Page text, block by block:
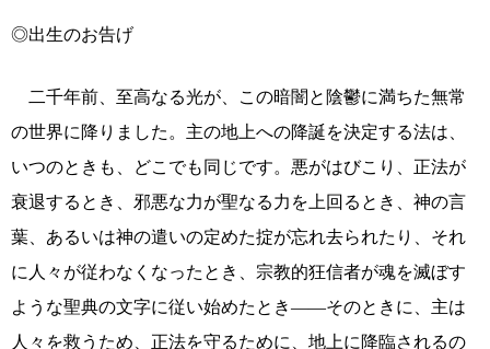
◎出生のお告げ
二千年前、至高なる光が、この暗闇と陰鬱に満ちた無常
の世界に降りました。主の地上への降誕を決定する法は、
いつのときも、どこでも同じです。悪がはびこり、正法が
衰退するとき、邪悪な力が聖なる力を上回るとき、神の言
葉、あるいは神の遣いの定めた掟が忘れ去られたり、それ
に人々が従わなくなったとき、宗教的狂信者が魂を滅ぼす
ような聖典の文字に従い始めたとき――そのときに、主は
人々を救うため、正法を守るために、地上に降臨されるの